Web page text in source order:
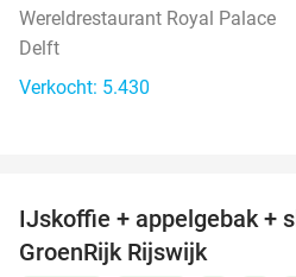
Wereldrestaurant Royal Palace
Delft
Verkocht: 5.430
IJskoffie + appelgebak +
GroenRijk Rijswijk